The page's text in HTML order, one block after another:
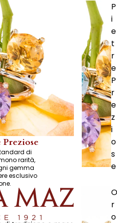
P
i
e
t
r
e
P
r
e
z
i
o
s
e
O
r
o
di
rarità,
gemma
esclusivo